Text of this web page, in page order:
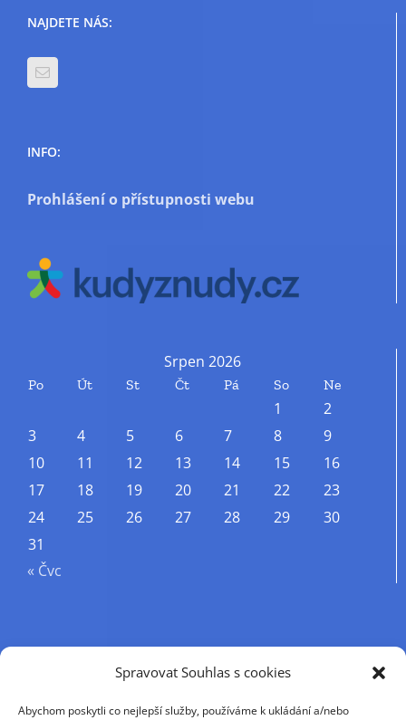
Spravovat Souhlas s cookies
Abychom poskytli co nejlepší služby, používáme k ukládání a/nebo
NAJDETE NÁS:
INFO:
Prohlášení o přístupnosti webu
Srpen 2026
Po Út St Čt Pá So Ne
1
2
3
4 5 6 7 8
9
10
11 12 13 14 15
16
17
18 19 20 21 22
23
24
25 26 27 28 29
30
31
« Čvc
Příjmení